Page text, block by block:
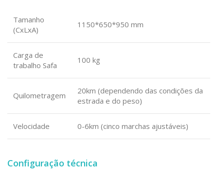
Tamanho
(CxLxA)
1150*650*950 mm
Carga de
trabalho Safa
100 kg
Quilometragem
20km (dependendo das condições da
estrada e do peso)
Velocidade 0-6km (cinco marchas ajustáveis)
Configuração técnica